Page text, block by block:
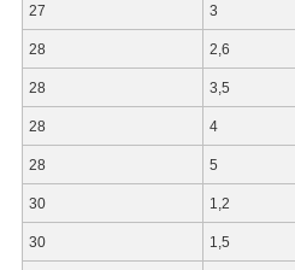
27 3
28 2,6
28 3,5
28 4
28 5
30 1,2
30 1,5